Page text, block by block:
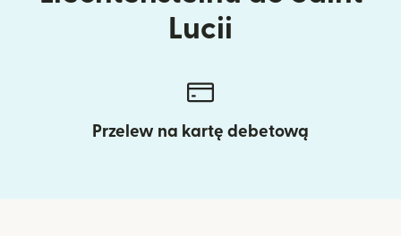
Lucii
Przelew na kartę debetową